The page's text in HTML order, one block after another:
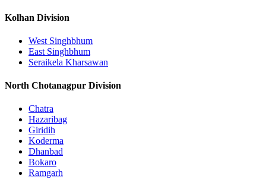
Kolhan Division
West Singhbhum
East Singhbhum
Seraikela Kharsawan
North Chotanagpur Division
Chatra
Hazaribag
Giridih
Koderma
Dhanbad
Bokaro
Ramgarh